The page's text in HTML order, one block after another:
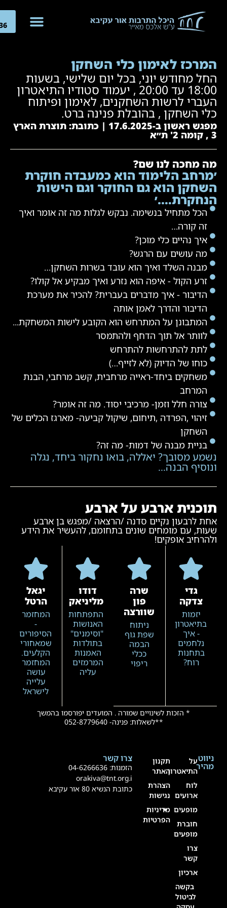
לאימון כלי השחקן
מחודש יוני, בכל יום שלישי, בשעות
18:00 עד 20:00 , יעמוד סטודיו התיאטרון
לרשות השחקנים, לאימון ופיתוח
השחקן , בהובלת פנינה ברט.
מפגש ראשון ב-17.6.2025 | כתובת: תוצרת הארץ
מחכה לנו שם?
הלימוד הוא כמעבדה חוקרת
הוא גם החוקר וגם הישות
הכל מתחיל בנשימה. נבקש לגלות מה זה אומר ואיך
זה קורה…
איך נהיים כלי מוכן?
מה עושים עם הרגש?
מבנה השלד ואיך הוא עובד בשרות השחקן…
זרע הקול - איפה הוא נזרע ואיך מבקיע אל קולו?
הדיבור - איך מדברים בעברית? להכיר את מערכת
הדיבור והדרך לאמן אותה
המתבונן על המתרחש הוא הקובע לישות המשחקת...
לוותר אל תוך הדחף ולהתמסר
לתת להתרחשות להתרחש
כוחו של הדיוק (לא לזייף…)
משחקים ביחד-ראייה מרחבית, קשב מרחבי, הבנת
המרחב
צורה חלל וזמן- מרכיבי יסוד. מה זה אומר?
זיהוי ,הפרדה ,תיחום, שיקול קביעה- מארגז הכלים של
השחקן
בניית מבנה של דמות- מה זה?
מסובך? יאללה, בואו נחקור ביחד, נגלה
הבנה…
ארבע על ארבע
לרבעון נקיים סדנה /הרצאה /מפגש בן ארבע
עם מומחים שונים בתחומם, להעשיר את הידע
אופקים!
צדקה
יזמות
בתיאטרון
- איך
נלחמים
בתחנות
רוח?
שרה
שוורצה
ניתוח
שפת גוף
הבמה
ככלי
ריפוי
דודו
מליניאק
התפתחות
האנושות
"וסימנים"
בתולדות
האמנות
המרמזים
עליה
יגאל
הרטל
המחזמר
הסיפורים
שמאחורי
הקלעים.
המחזמר
עושה
עלייה
לישראל
* הזכות לשינויים שמורה . המועדים יפורסמו בהמשך
**לשאלות: פנינה- 052-8779640
ניווט
מהירעל
התיאטרון
ארועים
מופעים
חוברת
מופעים
קשר
ארכיון
בקשה
לביטול
תקנון
האתר
הצהרת
נגישות
מדיניות
הפרטיות
צרו קשר
הזמנות: 04-6266636
orakiva@tnt.org.i
כתובת הנשיא 80 אור עקיבא